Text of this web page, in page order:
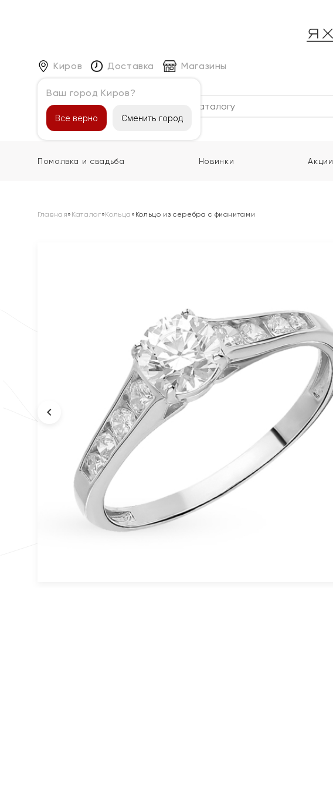
Киров
Ваш город Киров?
Все верно Сменить город
Доставка Магазины
Каталог
Помолвка и свадьба Новинки Акции
Главная» Каталог»Кольца » Кольцо из серебра с фианитами